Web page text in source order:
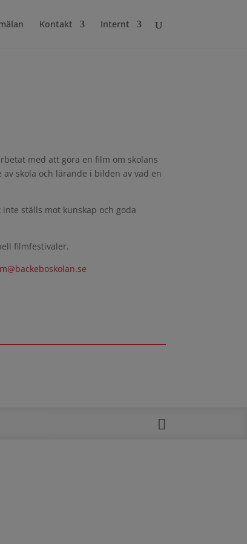
Kontakt Internt
med att göra en film om skolans
skola och lärande i bilden av vad en
ställs mot kunskap och goda
filmfestivaler.